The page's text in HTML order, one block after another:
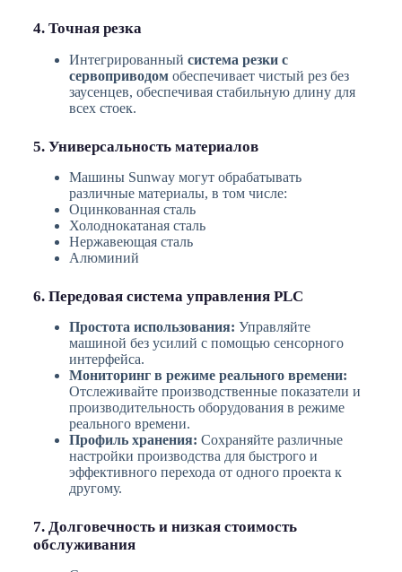
4. Точная резка
Интегрированный система резки с
сервоприводомобеспечивает чистый рез без
заусенцев, обеспечивая стабильную длину для
всех стоек.
5. Универсальность материалов
Машины Sunway могут обрабатывать
различные материалы, в том числе:
Оцинкованная сталь
Холоднокатаная сталь
Нержавеющая сталь
Алюминий
6. Передовая система управления PLC
Простота использования: Управляйте
машиной без усилий с помощью сенсорного
интерфейса.
Мониторинг в режиме реального времени:
Отслеживайте производственные показатели и
производительность оборудования в режиме
реального времени.
Профиль хранения: Сохраняйте различные
настройки производства для быстрого и
эффективного перехода от одного проекта к
другому.
7. Долговечность и низкая стоимость
обслуживания